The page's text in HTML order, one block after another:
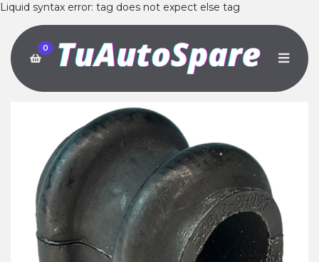
Liquid syntax error: tag does not expect else tag
0